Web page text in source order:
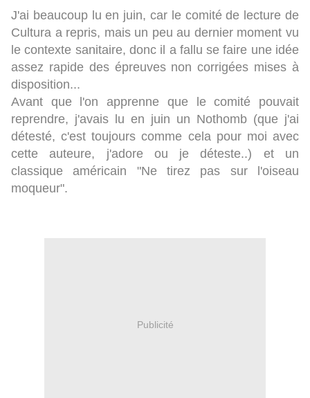
J'ai beaucoup lu en juin, car le comité de lecture de
Cultura a repris, mais un peu au dernier moment vu
le contexte sanitaire, donc il a fallu se faire une idée
assez rapide des épreuves non corrigées mises à
disposition...
Avant que l'on apprenne que le comité pouvait
reprendre, j'avais lu en juin un Nothomb (que j'ai
détesté, c'est toujours comme cela pour moi avec
cette auteure, j'adore ou je déteste..) et un
classique américain "Ne tirez pas sur l'oiseau
moqueur".
Publicité